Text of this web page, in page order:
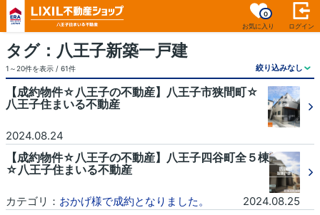
お気に入り
0
ログイン
タグ：八王子新築一戸建
1～20件を表示 / 61件
【成約物件☆八王子の不動産】八王子市狭間町☆
八王子住まいる不動産
2024.08.24
【成約物件☆八王子の不動産】八王子四谷町全５棟
☆八王子住まいる不動産
カテゴリ： おかげ様で成約となりました。 2024.08.25